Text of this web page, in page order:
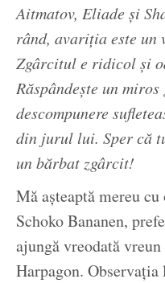
Aitmatov, Eliade și
rând, avariția este un
Zgârcitul e ridicol și
Răspândește un
descompunere
din jurul lui. Sper că
un bărbat zgârcit!
Mă așteaptă mereu
Schoko Bananen,
ajungă vreodată
Harpagon.